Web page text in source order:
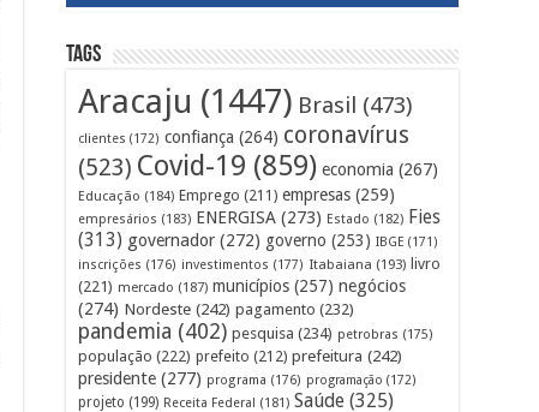
Tags
Aracaju (1447) Brasil (473)
clientes (172) confiança (264) coronavírus
(523) Covid-19 (859) economia (267)
Educação (184) Emprego (211) empresas (259)
empresários (183) ENERGISA (273) Estado (182) Fies
(313) governador (272) governo (253) IBGE (171)
inscrições (176) investimentos (177) Itabaiana (193) livro
(221) mercado (187) municípios (257) negócios
(274) Nordeste (242) pagamento (232)
pandemia (402) pesquisa (234) petrobras (175)
população (222) prefeito (212) prefeitura (242)
presidente (277) programa (176) programação (172)
projeto (199) Receita Federal (181) Saúde (325)